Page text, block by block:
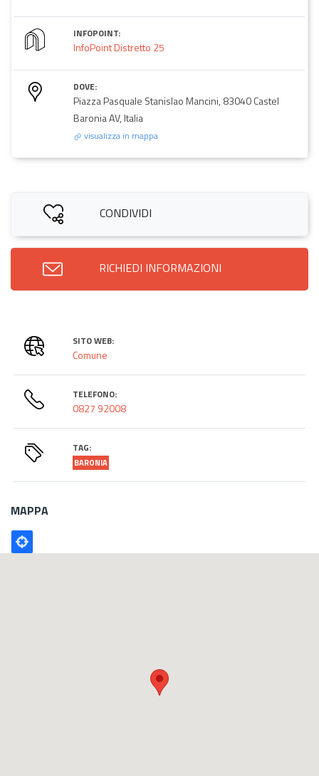
INFOPOINT:
InfoPoint Distretto 25
DOVE:
Piazza Pasquale Stanislao Mancini, 83040 Castel
Baronia AV, Italia
visualizza in mappa
CONDIVIDI
RICHIEDI INFORMAZIONI
SITO WEB:
Comune
TELEFONO:
0827 92008
TAG:
BARONIA
MAPPA
Poligono
GEO